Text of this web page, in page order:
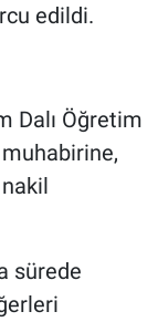
edildi.
Dalı Öğretim
sürede